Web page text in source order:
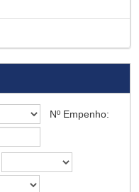
Nº Empenho: